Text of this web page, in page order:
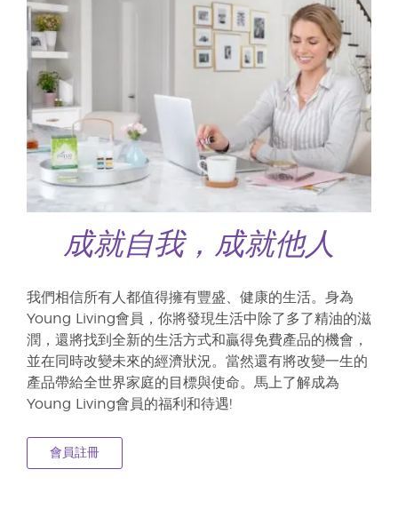
成就自我，成就他人
我們相信所有人都值得擁有豐盛、健康的生活。身為
Young Living會員，你將發現生活中除了多了精油的滋
潤，還將找到全新的生活方式和贏得免費產品的機會，
並在同時改變未來的經濟狀況。當然還有將改變一生的
產品帶給全世界家庭的目標與使命。馬上了解成為
Young Living會員的福利和待遇!
會員註冊